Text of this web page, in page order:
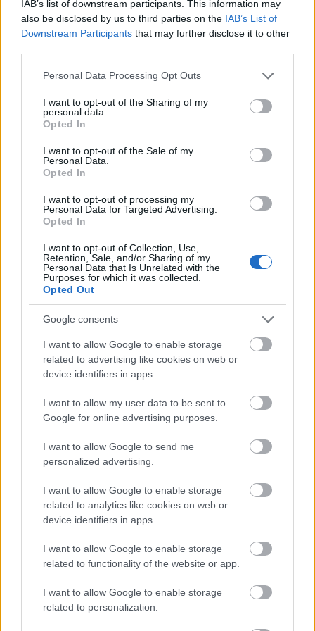
IAB’s list of downstream participants. This information may
also be disclosed by us to third parties on the IAB’s List of
Downstream Participants that may further disclose it to other
Please note that this website/app uses one or more Google
not limited to your visit or usage behaviour. You may click to
grant or deny consent to Google and its third-party tags to
use your data for below specified purposes in below Google
consent section.
Personal Data Processing Opt Outs
I want to opt-out of the Sharing of my
personal data.
Opted In
I want to opt-out of the Sale of my
Personal Data.
Opted In
I want to opt-out of processing my
Personal Data for Targeted Advertising.
Opted In
I want to opt-out of Collection, Use,
Retention, Sale, and/or Sharing of my
Personal Data that Is Unrelated with the
Purposes for which it was collected.
Opted Out
Google consents
I want to allow Google to enable storage
related to advertising like cookies on web or
device identifiers in apps.
I want to allow my user data to be sent to
Google for online advertising purposes.
I want to allow Google to send me
personalized advertising.
I want to allow Google to enable storage
related to analytics like cookies on web or
device identifiers in apps.
I want to allow Google to enable storage
related to functionality of the website or app.
I want to allow Google to enable storage
related to personalization.
Δείτε τα Μανδράκια στο βίντεο
του Travel Inspiration
Τα «σύρματα» της Μήλου
σύρματααποτελούν ένα από τα πιο χαρακτηριστικά
αξιοθέατα της Μήλου και ένα εξαιρετικό δείγμα λαϊκής
αρχιτεκτονικής. Πρόκειται για υπόσκαφα, συνήθως,
καταλύματα όπου οι ψαράδες και οι βαρκάρηδες
ξεχειμωνιάσουν ή για να γλιτώσουν από την κακοκαιρία.
βάρκες, ενώ στον πάνω όροφο υπήρχε συνήθως το